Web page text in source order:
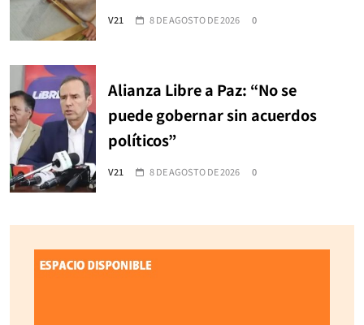
V21 8 DE AGOSTO DE 2026 0
Alianza Libre a Paz: “No se
puede gobernar sin acuerdos
políticos”
V21 8 DE AGOSTO DE 2026 0